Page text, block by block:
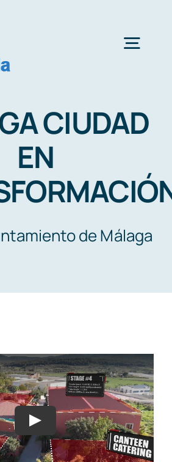
FILM SERVICES
STUDIOS MALAGA
SCOUTING
CONTACT
CIUDAD
EN
de Málaga